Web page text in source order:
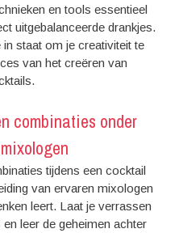
en tools essentieel
uitgebalanceerde drankjes.
staat om je creativiteit te
van het creëren van
combinaties onder
tijdens een cocktail
van ervaren mixologen
leert. Laat je verrassen
leer de geheimen achter